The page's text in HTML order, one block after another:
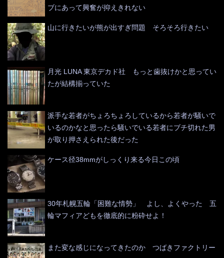
ブにあって興奮が抑えきれない
山に行きたいが熊が出すぎ問題 そろそろ行きたい
月光 LUNA 東京デカド社 もっと歯抜けかと思ってい
たが結構揃っていた
派手な若者がちょろちょろしているから若者が騒いで
いるのかなと思ったら騒いでいる若者にブチ切れた男
が取り押さえられた後だった
ケース径38mmがしっくり来る今日この頃
30年札幌五輪「困難な情勢」 よし、よくやった 五
輪マフィアどもを徹底的に粉砕せよ！
また変な感じになってきたのか つばきファクトリー